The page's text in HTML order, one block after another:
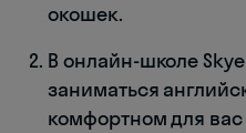
окошек.
В онлайн-школе
заниматься
комфортном для